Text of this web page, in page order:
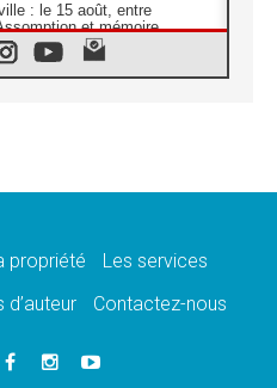
: le 15 août, entre
et mémoire
dévoilé
continentale sur l'éducation
pour la venue du Pape
propriété
Les services
d’auteur Contactez-nous